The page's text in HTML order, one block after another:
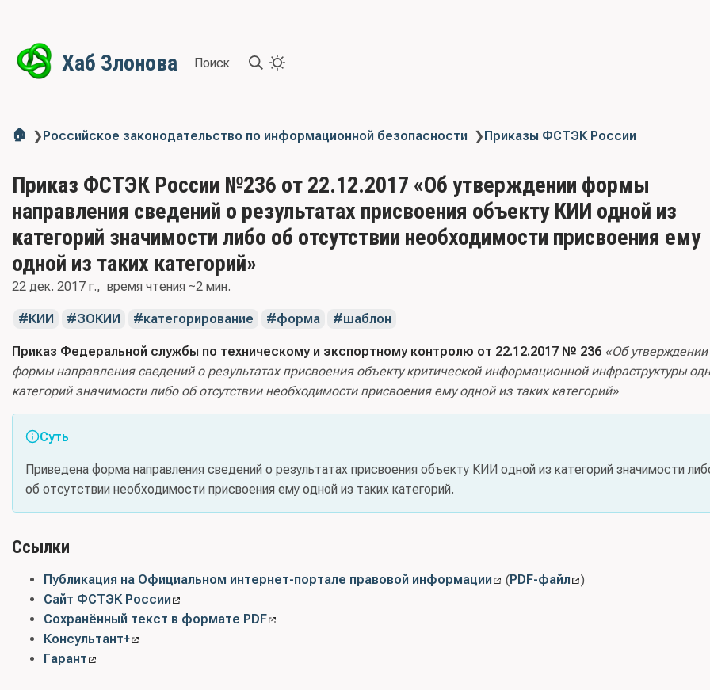
Хаб Злонова Поиск
🏠 ❯Российское законодательство по информационной безопасности ❯Приказы ФСТЭК России
Приказ ФСТЭК России №236 от 22.12.2017 «Об утверждении формы
направления сведений о результатах присвоения объекту КИИ одной из
категорий значимости либо об отсутствии необходимости присвоения ему
одной из таких категорий»
22 дек. 2017 г. время чтения ~2 мин.
КИИ ЗОКИИ категорирование форма шаблон
Приказ Федеральной службы по техническому и экспортному контролю от 22.12.2017 № 236 «Об утверждении
формы направления сведений о результатах присвоения объекту критической информационной инфраструктуры
категорий значимости либо об отсутствии необходимости присвоения ему одной из таких категорий»
Суть
Приведена форма направления сведений о результатах присвоения объекту КИИ одной из категорий значимости
об отсутствии необходимости присвоения ему одной из таких категорий.
Ссылки
Публикация на Официальном интернет-портале правовой информации (PDF-файл
)
Сайт ФСТЭК России
Сохранённый текст в формате PDF
Консультант+
Гарант